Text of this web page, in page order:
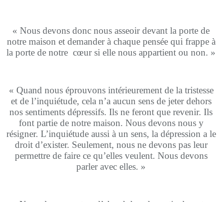
« Nous devons donc nous asseoir devant la porte de
notre maison et demander à chaque pensée qui frappe à
la porte de notre cœur si elle nous appartient ou non. »
« Quand nous éprouvons intérieurement de la tristesse
et de l’inquiétude, cela n’a aucun sens de jeter dehors
nos sentiments dépressifs. Ils ne feront que revenir. Ils
font partie de notre maison. Nous devons nous y
résigner. L’inquiétude aussi à un sens, la dépression a le
droit d’exister. Seulement, nous ne devons pas leur
permettre de faire ce qu’elles veulent. Nous devons
parler avec elles. »